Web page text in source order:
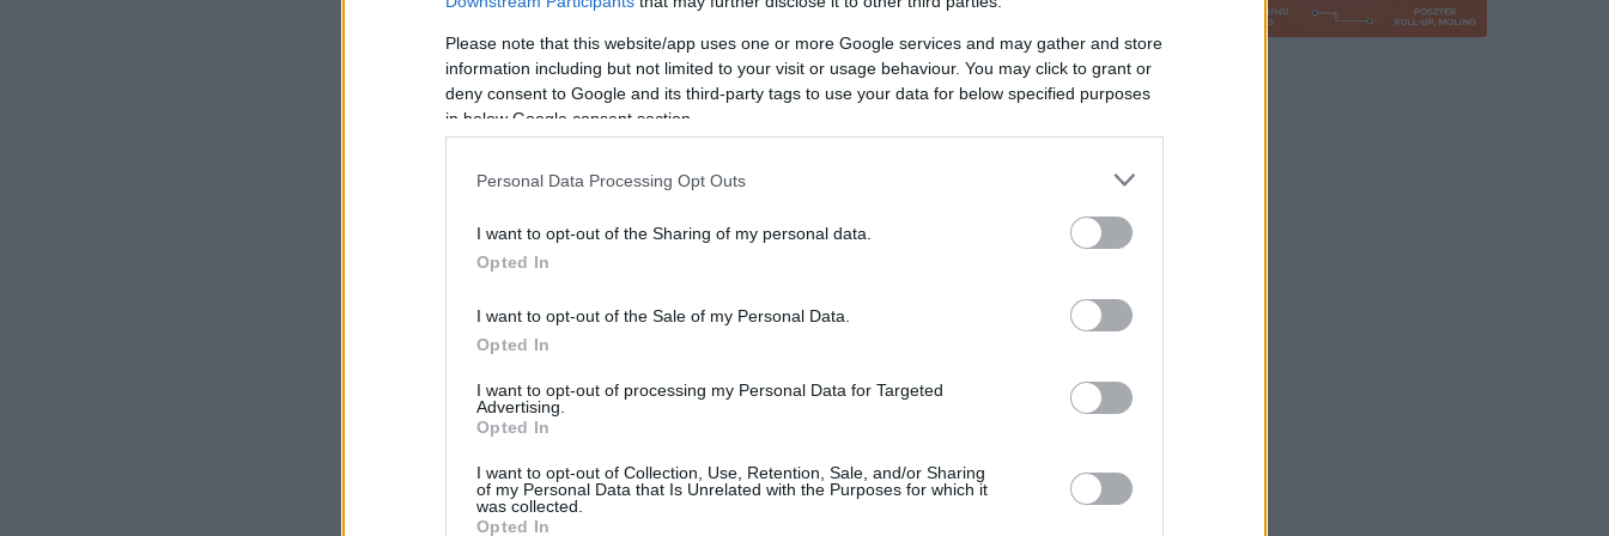
Please note that this website/app uses one or more Google services and may gather and store
information including but not limited to your visit or usage behaviour. You may click to grant or
deny consent to Google and its third-party tags to use your data for below specified purposes
in below Google consent section.
Personal Data Processing Opt Outs
I want to opt-out of the Sharing of my personal data.
Opted In
I want to opt-out of the Sale of my Personal Data.
Opted In
I want to opt-out of processing my Personal Data for Targeted
Advertising.
Opted In
I want to opt-out of Collection, Use, Retention, Sale, and/or Sharing
of my Personal Data that Is Unrelated with the Purposes for which it
was collected.
Opted In